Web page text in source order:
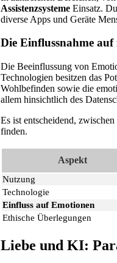
Assistenzsysteme Einsatz.
diverse Apps und Geräte
Die Einflussnahme
Die Beeinflussung von
Technologien besitzen das
Wohlbefinden sowie die
allem hinsichtlich des
Es ist entscheidend,
finden.
Aspekt
Nutzung
Technologie
Einfluss auf Emotionen
Ethische Überlegungen
Liebe und KI: